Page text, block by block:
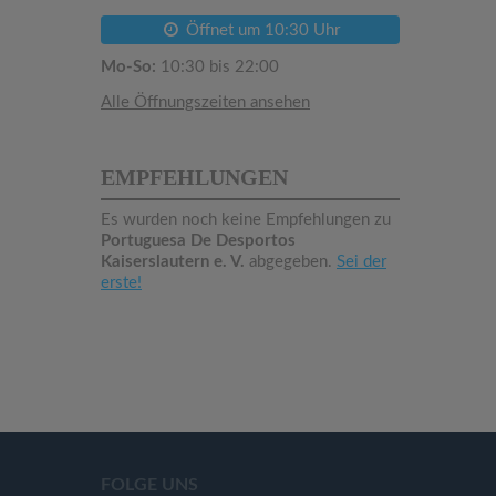
Öffnet um 10:30 Uhr
Mo-So: 10:30 bis 22:00
Alle Öffnungszeiten ansehen
EMPFEHLUNGEN
Es wurden noch keine Empfehlungen zu
Portuguesa De Desportos
Kaiserslautern e. V. abgegeben. Sei der
erste!
FOLGE UNS